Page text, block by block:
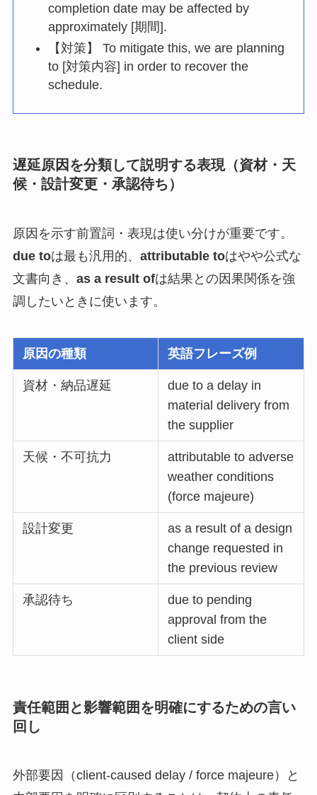
completion date may be affected by
approximately [期間].
【対策】 To mitigate this, we are planning
to [対策内容] in order to recover the
schedule.
遅延原因を分類して説明する表現（資材・天
候・設計変更・承認待ち）
原因を示す前置詞・表現は使い分けが重要です。
due toは最も汎用的、 attributable toはやや公式な
文書向き、 as a result ofは結果との因果関係を強
調したいときに使います。
原因の種類 英語フレーズ例
資材・納品遅延
due to a delay in
material delivery from
the supplier
天候・不可抗力
attributable to adverse
weather conditions
(force majeure)
設計変更
as a result of a design
change requested in
the previous review
承認待ち
due to pending
approval from the
client side
責任範囲と影響範囲を明確にするための言い
回し
外部要因（client-caused delay / force majeure）と